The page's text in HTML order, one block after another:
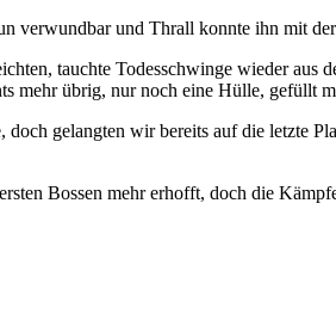
verwundbar und Thrall konnte ihn mit
tauchte Todesschwinge wieder aus
mehr übrig, nur noch eine Hülle, gefüllt
gelangten wir bereits auf die letzte
Bossen mehr erhofft, doch die